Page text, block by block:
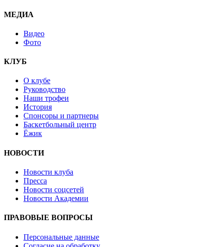
МЕДИА
Видео
Фото
КЛУБ
О клубе
Руководство
Наши трофеи
История
Спонсоры и партнеры
Баскетбольный центр
Ёжик
НОВОСТИ
Новости клуба
Пресса
Новости соцсетей
Новости Академии
ПРАВОВЫЕ ВОПРОСЫ
Персональные данные